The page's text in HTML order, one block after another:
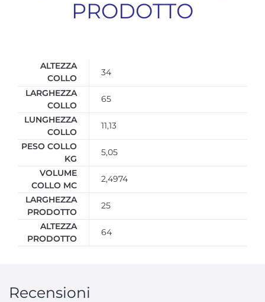
PRODOTTO
ALTEZZA
COLLO
34
LARGHEZZA
COLLO
65
LUNGHEZZA
COLLO
11,13
PESO COLLO
KG
5,05
VOLUME
COLLO MC
2,4974
LARGHEZZA
PRODOTTO
25
ALTEZZA
PRODOTTO
64
Recensioni